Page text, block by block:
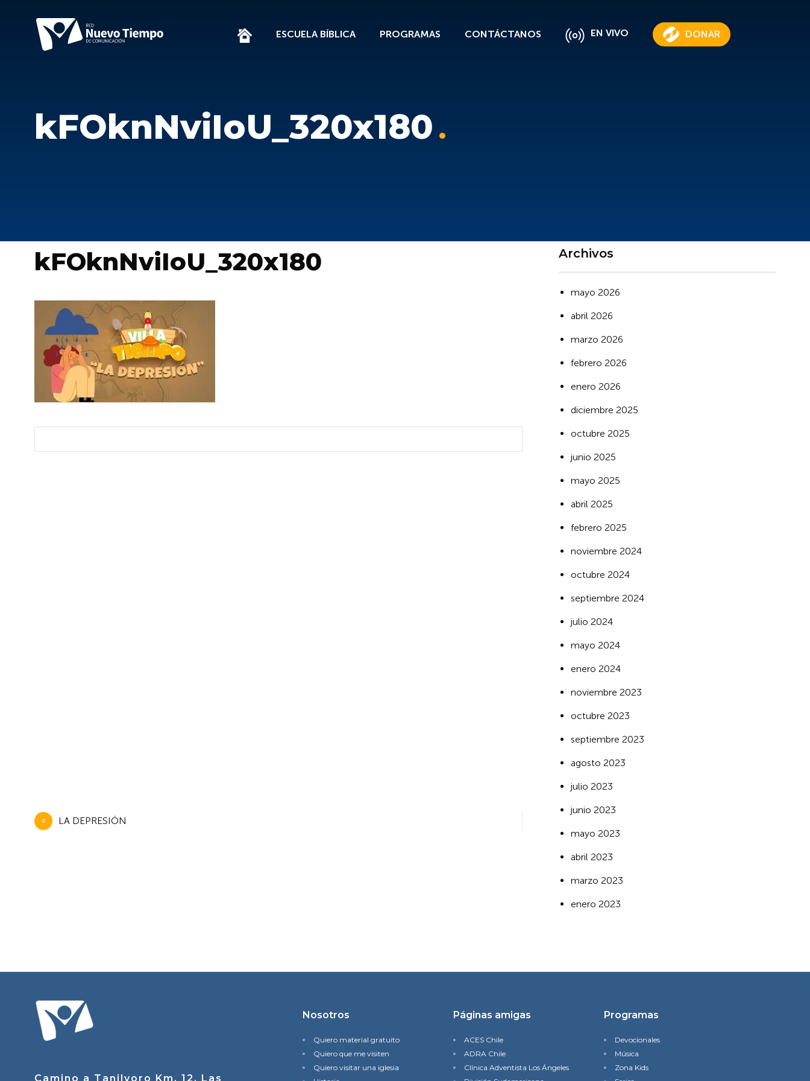
ESCUELA BÍBLICA PROGRAMAS CONTÁCTANOS EN VIVO DONAR
kFOknNviIoU_320x180
kFOknNviIoU_320x180
Navegación
de
LA DEPRESIÓN
Archivos
mayo 2026
abril 2026
marzo 2026
febrero 2026
enero 2026
diciembre 2025
octubre 2025
junio 2025
mayo 2025
abril 2025
febrero 2025
noviembre 2024
octubre 2024
septiembre 2024
julio 2024
mayo 2024
enero 2024
noviembre 2023
octubre 2023
septiembre 2023
agosto 2023
julio 2023
junio 2023
mayo 2023
abril 2023
marzo 2023
enero 2023
Camino a Tanilvoro Km. 12, Las
Nosotros
Quiero material gratuito
Quiero que me visiten
Quiero visitar una iglesia
Páginas amigas
ACES Chile
ADRA Chile
Clínica Adventista Los Ángeles
Programas
Devocionales
Música
Zona Kids